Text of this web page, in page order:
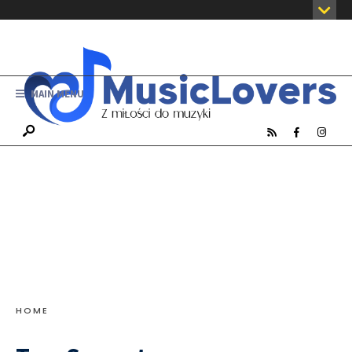
MAIN MENU
HOMEduetu Sarcast